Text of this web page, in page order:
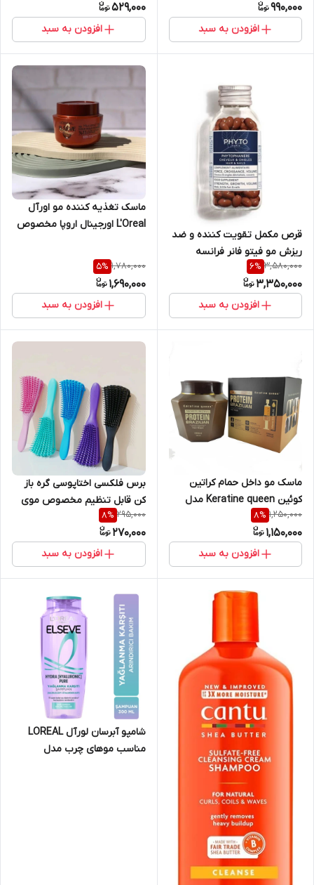
990,000
افزودن به سبد
529,000
افزودن به سبد
قرص مکمل تقویت کننده و ضد
ریزش مو فیتو فانر فرانسه
اورجینال طرح جدید ساخت ایتالیا
اصلی | 120 عدد
3,580,000
6%
3,350,000
افزودن به سبد
ماسک تغذیه کننده مو اورآل
L'Oreal اورجینال اروپا مخصوص
Mucizevi Yag حجم ۳۰۰ میل
1,780,000
5%
1,690,000
افزودن به سبد
ماسک مو داخل حمام کراتین
کوئین Keratine queen مدل
Keratin queen Protein
Brazilian Hair Mask 1000ml
1,250,000
8%
1,150,000
افزودن به سبد
برس فلکسی اختاپوسی گره باز
کن قابل تنظیم مخصوص موی
فر
295,000
8%
270,000
افزودن به سبد
شامپو آبرسان لورآل LOREAL
مناسب موهای چرب مدل